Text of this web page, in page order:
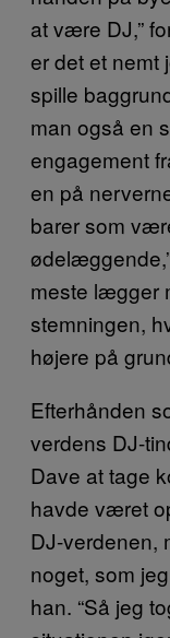
at være DJ,”
er det et nemt
spille
man også en
engagement
en på
barer som
meste lægger
stemningen,
højere på
Efterhånden
verdens DJ-
Dave at tage
havde været
DJ-verdenen,
noget, som
han. “Så jeg